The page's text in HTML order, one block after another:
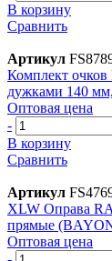
В корзину
Сравнить
Артикул
Комплект
дужками 140
Оптовая цена
-
В корзину
Сравнить
Артикул
XLW Оправа
прямые
Оптовая цена